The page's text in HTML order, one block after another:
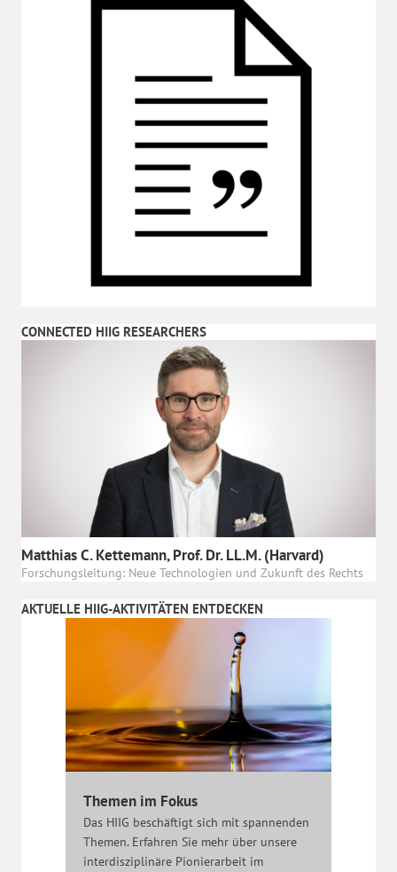
CONNECTED HIIG RESEARCHERS
Matthias C. Kettemann, Prof. Dr. LL.M. (Harvard)
Forschungsleitung: Neue Technologien und Zukunft des Rechts
AKTUELLE HIIG-AKTIVITÄTEN ENTDECKEN
Themen im Fokus
Das HIIG beschäftigt sich mit spannenden
Themen. Erfahren Sie mehr über unsere
interdisziplinäre Pionierarbeit im